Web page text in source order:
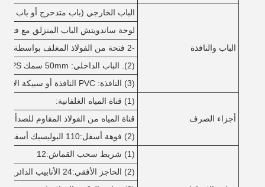
الباب والنافذة
الباب الخارجي (باب متدحرج أو باب
لوحة ساندويتش الباب المنزلق مع فتح
-2 فتحة من الفولاذ المغلف بواسطة باب عجلات يعمل بالطاقة
(2). الباب الداخلي: 50mm سمك EPS لوحة ساندويتش مع إطار الباب سبيكة الألومنيوم
(3) النافذة: PVC النافذة أو سبيكة الألومنيوم إطار النافذة مع الزجاج.
أجزاء الصرف
(1) قناة المياه الغلفانية:
قناة المياه من الفولاذ المقاوم للصدأ بسماكة 2 ملم 3000 ملم أو 2440
(2) فوهة أسفل:
110 البوليسيك أسفل مع الملحقات
(1) شريط سحب القماش:
12
(2) الحاجز الأفقي:
24 الأنابيب الدائرية